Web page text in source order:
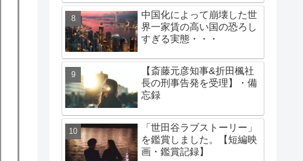
中国化によって崩壊した世
界一家賃の高い国の恐ろし
すぎる実態・・・
【斎藤元彦知事&折田楓社
長の刑事告発を受理】・備
忘録
「世田谷ラブストーリー」
を鑑賞しました。【短編映
画・鑑賞記録】